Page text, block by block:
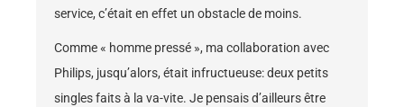
service, c’était en effet un obstacle de moins.
Comme « homme pressé », ma collaboration avec
Philips, jusqu’alors, était infructueuse: deux petits
singles faits à la va-vite. Je pensais d’ailleurs être